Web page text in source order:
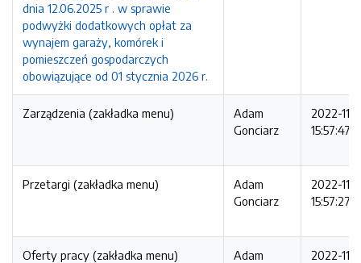
dnia 12.06.2025 r . w sprawie
podwyżki dodatkowych opłat za
wynajem garaży, komórek i
pomieszczeń gospodarczych
obowiązujące od 01 stycznia 2026 r.
Zarządzenia (zakładka menu)
Adam
Gonciarz
2022-11-
15:57:47
Przetargi (zakładka menu)
Adam
Gonciarz
2022-11-
15:57:27
Oferty pracy (zakładka menu)
Adam
2022-11-